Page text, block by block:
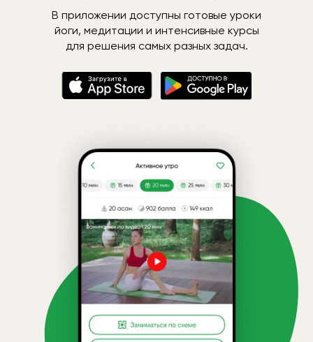
В приложении доступны готовые уроки
йоги, медитации и интенсивные курсы
для решения самых разных задач.